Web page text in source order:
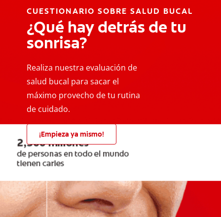
CUESTIONARIO SOBRE SALUD BUCAL
¿Qué hay detrás de tu
sonrisa?
Realiza nuestra evaluación de
salud bucal para sacar el
máximo provecho de tu rutina
de cuidado.
¡Empieza ya mismo!